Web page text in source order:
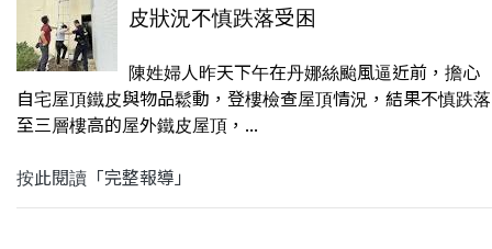
皮狀況不慎跌落受困
陳姓婦人昨天下午在丹娜絲颱風逼近前，擔心
自宅屋頂鐵皮與物品鬆動，登樓檢查屋頂情況，結果不慎跌落
至三層樓高的屋外鐵皮屋頂，...
按此閱讀「完整報導」